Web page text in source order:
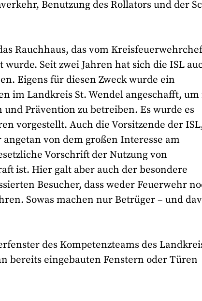
Benutzung des Rollators und der
Rauchhaus, das vom
Seit zwei Jahren hat sich die ISL
Eigens für diesen Zweck wurde ein
im Landkreis St. Wendel angeschafft, um
Prävention zu betreiben. Es wurde es
vorgestellt. Auch die Vorsitzende der
von dem großen Interesse am
Vorschrift der Nutzung von
ist. Hier galt aber auch der besondere
Besucher, dass weder Feuerwehr
Sowas machen nur Betrüger – und
des Kompetenzteams des
bereits eingebauten Fenstern oder Türen